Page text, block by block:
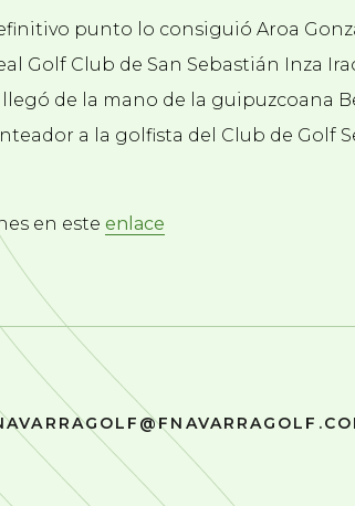
punto lo consiguió Aroa
Golf Club de San Sebastián Inza
llegó de la mano de la guipuzcoana
a la golfista del Club de Golf
en este enlace